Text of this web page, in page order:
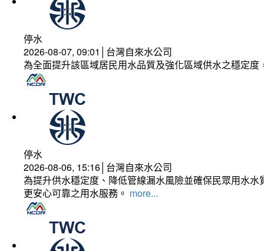
停水
2026-08-07, 09:01│台灣自來水公司
為全面提升該區域居民用水品質及強化區域供水之穩定
停水
2026-08-06, 15:16│台灣自來水公司
為提升供水穩定度、降低管線漏水風險並確保民眾用水
更安心可靠之用水服務。 more...